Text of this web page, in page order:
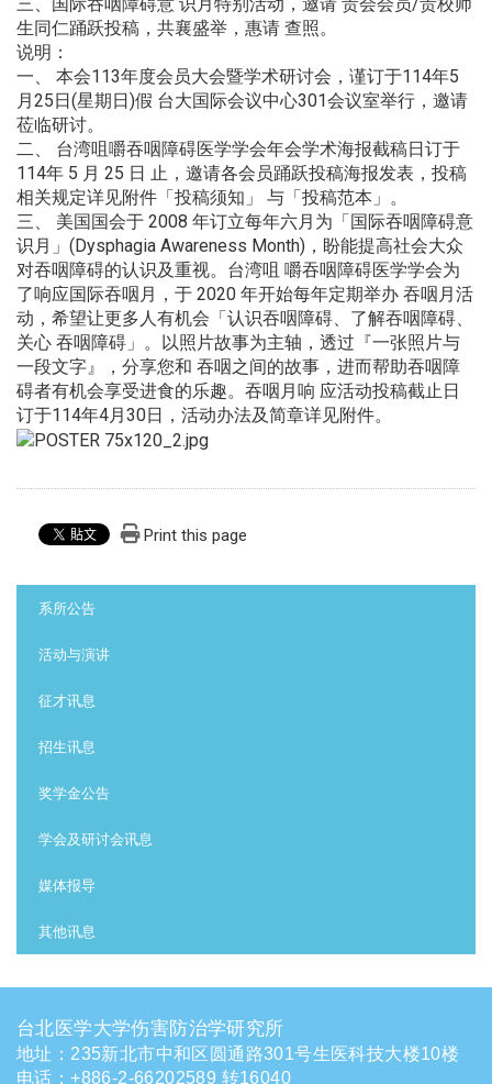
生同仁踊跃投稿，共襄盛举，惠请 查照。
说明：
一、 本会113年度会员大会暨学术研讨会， 谨订于114年5
月25日(星期日)假 台大国际会议中心301会议室举行，邀请
莅临研讨。
二、 台湾咀嚼吞咽障碍医学学会年会学术海报截稿日订于
114年 5 月 25 日 止，邀请各会员踊跃投稿海报发表，投稿
相关规定详见附件「投稿须知」 与「投稿范本」。
三、 美国国会于 2008 年订立每年六月为「国际吞咽障碍意
识月」(Dysphagia Awareness Month)，盼能提高社会大众
对吞咽障碍的认识及重视。台湾咀 嚼吞咽障碍医学学会为
了响应国际吞咽月，于 2020 年开始每年定期举办 吞咽月活
动，希望让更多人有机会「认识吞咽障碍、了解吞咽障碍、
关心 吞咽障碍」。以照片故事为主轴，透过『一张照片与
一段文字』， 分享您和 吞咽之间的故事，进而帮助吞咽障
碍者有机会享受进食的乐趣。 吞咽月响 应活动投稿截止日
订于114年4月30日， 活动办法及简章详见附件。
Print this page
系所公告
活动与演讲
征才讯息
招生讯息
奖学金公告
学会及研讨会讯息
媒体报导
其他讯息
台北医学大学伤害防治学研究所
地址：235新北市中和区圆通路301号生医科技大楼10楼
电话 ：+886-2-66202589 转16040